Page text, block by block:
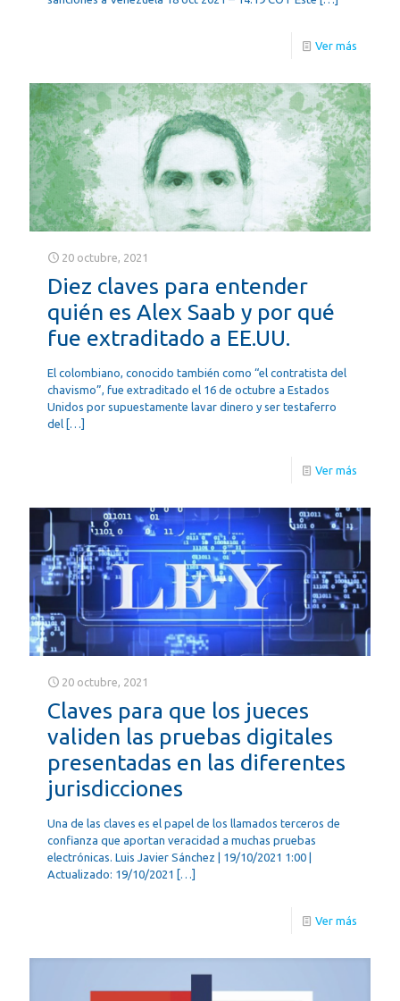
Ver más
20 octubre, 2021
Diez claves para entender
quién es Alex Saab y por qué
fue extraditado a EE.UU.
El colombiano, conocido también como “el contratista del
chavismo”, fue extraditado el 16 de octubre a Estados
Unidos por supuestamente lavar dinero y ser testaferro
del […]
Ver más
20 octubre, 2021
Claves para que los jueces
validen las pruebas digitales
presentadas en las diferentes
jurisdicciones
Una de las claves es el papel de los llamados terceros de
confianza que aportan veracidad a muchas pruebas
electrónicas. Luis Javier Sánchez | 19/10/2021 1:00 |
Actualizado: 19/10/2021 […]
Ver más